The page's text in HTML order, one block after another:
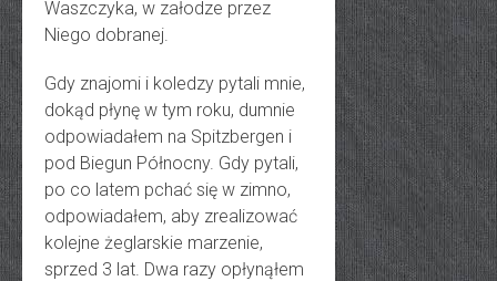
Waszczyka, w załodze przez
Niego dobranej.
Gdy znajomi i koledzy pytali mnie,
dokąd płynę w tym roku, dumnie
odpowiadałem na Spitzbergen i
pod Biegun Północny. Gdy pytali,
po co latem pchać się w zimno,
odpowiadałem, aby zrealizować
kolejne żeglarskie marzenie,
sprzed 3 lat. Dwa razy opłynąłem